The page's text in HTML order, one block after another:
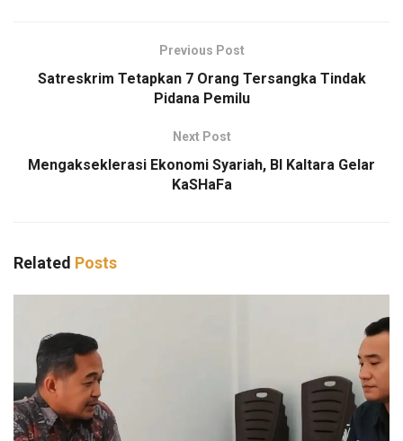
Previous Post
Satreskrim Tetapkan 7 Orang Tersangka Tindak
Pidana Pemilu
Next Post
Mengakseklerasi Ekonomi Syariah, BI Kaltara Gelar
KaSHaFa
Related Posts